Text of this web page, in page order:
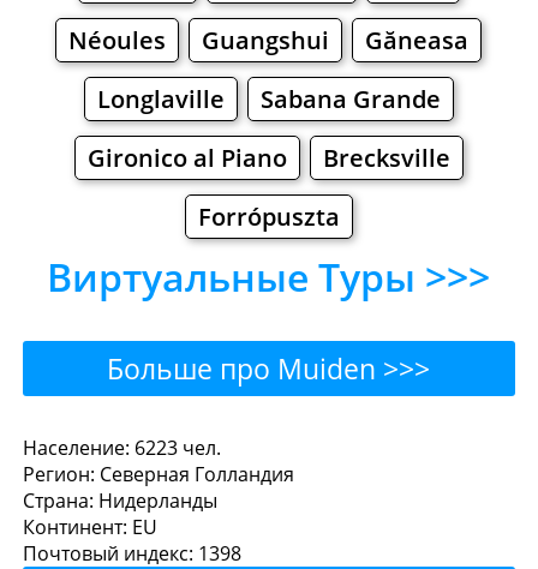
Néoules
Guangshui
Găneasa
Longlaville
Sabana Grande
Gironico al Piano
Brecksville
Forrópuszta
Виртуальные Туры >>>
Больше про Muiden >>>
Muiden - Где поесть или
перекусить?
Рестораны Кафе
Население: 6223 чел.
Регион: Северная Голландия
Страна: Нидерланды
Континент: EU
Почтовый индекс: 1398